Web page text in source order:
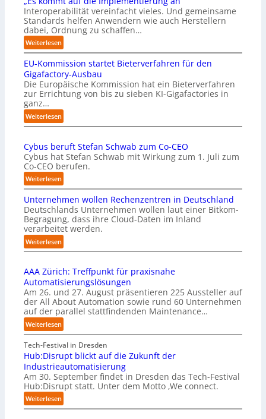
Interoperabilität vereinfacht vieles. Und gemeinsame
Standards helfen Anwendern wie auch Herstellern
dabei, Ordnung zu schaffen…
Weiterlesen:
„
E
s
k
o
m
t
u
f
d
i
e
m
p
l
e
m
e
t
i
e
r
u
n
g
a
n
“
EU-Kommission startet Bieterverfahren für den
Gigafactory-Ausbau
Die Europäische Kommission hat ein Bieterverfahren
zur Errichtung von bis zu sieben KI-Gigafactories in
ganz…
Weiterlesen:
E
-
K
o
m
m
i
s
s
i
o
n
t
a
r
t
e
t
B
i
e
t
e
r
v
e
r
Cybus beruft Stefan Schwab zum Co-CEO
Cybus hat Stefan Schwab mit Wirkung zum 1. Juli zum
Co-CEO berufen.
Weiterlesen:
C
y
b
u
s
b
e
u
f
t
S
t
e
f
n
S
c
h
w
a
b
Unternehmen wollen Rechenzentren in Deutschland
Deutschlands Unternehmen wollen laut einer Bitkom-
Begragung, dass ihre Cloud-Daten im Inland
verarbeitet werden.
Weiterlesen:
U
t
e
r
n
e
h
m
w
o
l
l
e
n
AAA Zürich: Treffpunkt für praxisnahe
Automatisierungslösungen
Am 26. und 27. August präsentieren 225 Aussteller auf
der All About Automation sowie rund 60 Unternehmen
auf der parallel stattfindenden Maintenance…
Weiterlesen:
A
A
A
Z
ü
r
i
c
Tech-Festival in Dresden
Hub:Disrupt blickt auf die Zukunft der
Industrieautomatisierung
Am 30. September findet in Dresden das Tech-Festival
Hub:Disrupt statt. Unter dem Motto ‚We connect.
Weiterlesen:
H